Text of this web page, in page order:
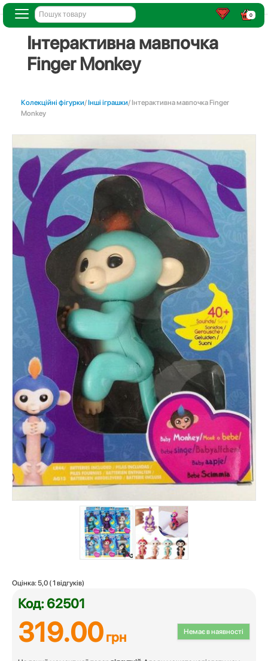
0
Інтерактивна мавпочка
Finger Monkey
Колекційні фігурки/Інші іграшки/ Інтерактивна мавпочка Finger
Monkey
Оцінка: 5,0 (1 відгуків)
Код: 62501
Немає в наявності
319.00грн